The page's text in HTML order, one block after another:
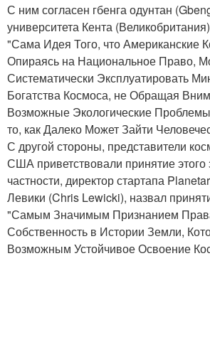
С ним согласен гбенга одунтан
университета Кента
"Сама Идея Того, что Американские
Опираясь на Национальное Право,
Систематически Эксплуатировать
Богатства Космоса, не Обращая
Возможные Экологические
то, как Далеко Может Зайти
С другой стороны, представители
США приветствовали принятие этого
частности, директор стартапа
Левики (Chris Lewicki), назвал
"Самым Значимым Признанием
Собственность в Истории Земли,
Возможным Устойчивое Освоение